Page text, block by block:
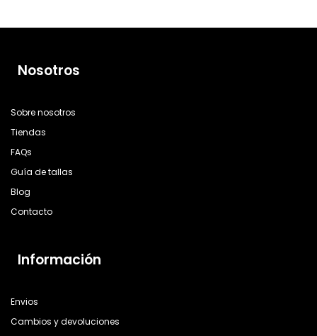
Nosotros
Sobre nosotros
Tiendas
FAQs
Guía de tallas
Blog
Contacto
Información
Envios
Cambios y devoluciones